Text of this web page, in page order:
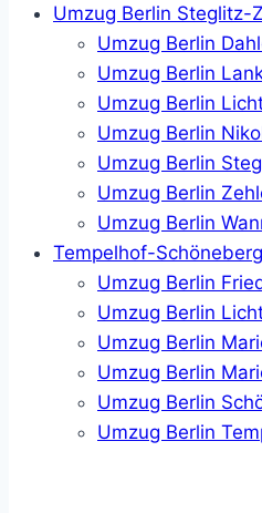
Umzug Berlin Steglitz-
Umzug Berlin
Umzug Berlin
Umzug Berlin
Umzug Berlin
Umzug Berlin
Umzug Berlin
Umzug Berlin
Tempelhof-Schöneberg
Umzug Berlin
Umzug Berlin
Umzug Berlin
Umzug Berlin
Umzug Berlin
Umzug Berlin